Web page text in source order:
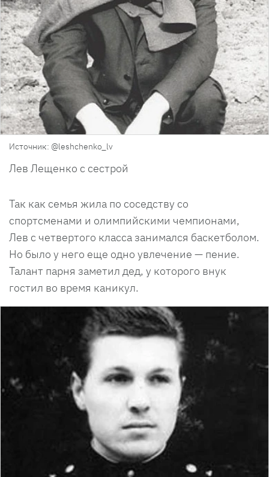
Источник: @leshchenko_lv
Лев Лещенко с сестрой
Так как семья жила по соседству со
спортсменами и олимпийскими чемпионами,
Лев с четвертого класса занимался баскетболом.
Но было у него еще одно увлечение — пение.
Талант парня заметил дед, у которого внук
гостил во время каникул.